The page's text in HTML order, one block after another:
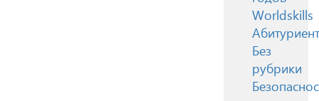
Worldskills
Без
рубрики